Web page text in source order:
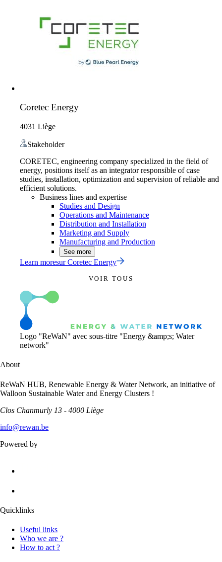
Coretec Energy
4031 Liège
Stakeholder
CORETEC, engineering company specialized in the field of
energy, positions itself as an integrator responsible of case
studies, installation, optimization and supervision of reliable and
efficient solutions.
Business lines and expertise
Studies and Design
Operations and Maintenance
Distribution and Installation
Marketing and Supply
Manufacturing and Production
See more
Learn moresurCoretec Energy
VOIR TOUS
Logo "ReWaN" avec sous-titre "Energy &amp;s; Water
network"
About
ReWaN HUB, Renewable Energy & Water Network, an initiative of
Walloon Sustainable Water and Energy Clusters !
Clos Chanmurly 13 - 4000 Liège
info@rewan.be
Powered by
Quicklinks
Useful links
Who we are ?
How to act ?